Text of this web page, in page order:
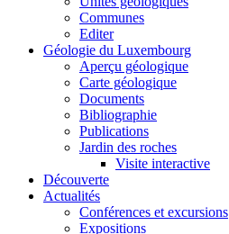
Communes
Editer
Géologie du Luxembourg
Aperçu géologique
Carte géologique
Documents
Bibliographie
Publications
Jardin des roches
Visite interactive
Découverte
Actualités
Conférences et excursions
Expositions